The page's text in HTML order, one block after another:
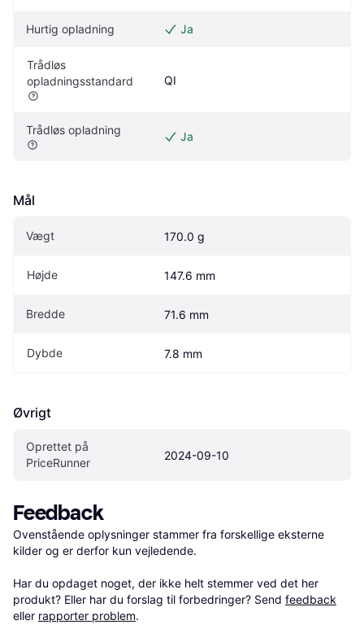
Hurtig opladning Ja
Trådløs
opladningsstandard
QI
Trådløs opladning Ja
Mål
Vægt 170.0 g
Højde 147.6 mm
Bredde 71.6 mm
Dybde 7.8 mm
Øvrigt
Oprettet på
PriceRunner
2024-09-10
Feedback
Ovenstående oplysninger stammer fra forskellige eksterne
kilder og er derfor kun vejledende.
Har du opdaget noget, der ikke helt stemmer ved det her
produkt? Eller har du forslag til forbedringer? Send feedback
eller rapporter problem.